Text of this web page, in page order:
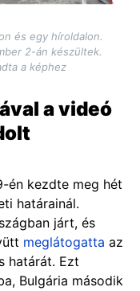
és egy híroldalon.
2-án készültek.
a képhez
a videó
én kezdte meg hét
határainál.
járt, és
meglátogatta az
határát. Ezt
Bulgária második